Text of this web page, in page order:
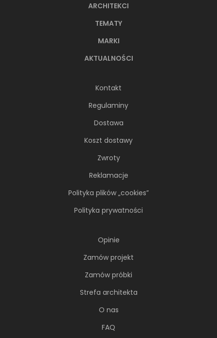
ARCHITEKCI
TEMATY
MARKI
AKTUALNOŚCI
Kontakt
Regulaminy
Dostawa
Koszt dostawy
Zwroty
Reklamacje
Polityka plików „cookies”
Polityka prywatności
Opinie
Zamów projekt
Zamów próbki
Strefa architekta
O nas
FAQ